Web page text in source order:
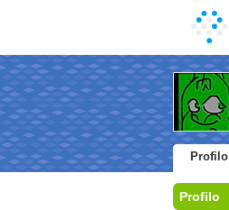
Profilo
Profilo